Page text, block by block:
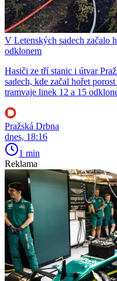
V Letenských sadech začalo
odklonem
Hasiči ze tří stanic i útvar
sadech, kde začal hořet
tramvaje linek 12 a 15
Pražská Drbna
dnes, 18:16
1 min
Reklama